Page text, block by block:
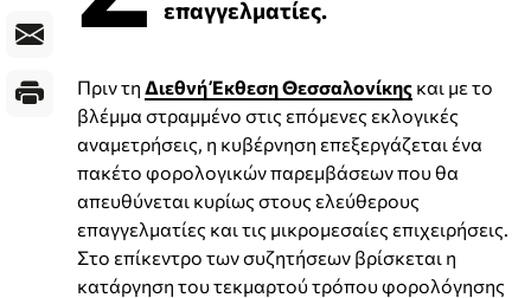
επαγγελματίες.
Πριν τη Διεθνή Έκθεση Θεσσαλονίκης και με το
βλέμμα στραμμένο στις επόμενες εκλογικές
αναμετρήσεις, η κυβέρνηση επεξεργάζεται ένα
πακέτο φορολογικών παρεμβάσεων που θα
απευθύνεται κυρίως στους ελεύθερους
επαγγελματίες και τις μικρομεσαίες επιχειρήσεις.
Στο επίκεντρο των συζητήσεων βρίσκεται η
κατάργηση του τεκμαρτού τρόπου φορολόγησης